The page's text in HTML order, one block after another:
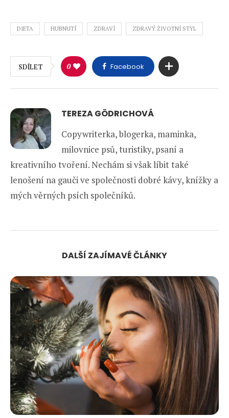
DIETA HUBNUTÍ ZDRAVÍ ZDRAVÝ ŽIVOTNÍ STYL
SDÍLET 0 Facebook
TEREZA GÖDRICHOVÁ
Copywriterka, blogerka, maminka,
milovnice psů, turistiky, psaní a
kreativního tvoření. Nechám si však líbit také
lenošení na gauči ve společnosti dobré kávy, knížky a
mých věrných psích společníků.
DALŠÍ ZAJÍMAVÉ ČLÁNKY